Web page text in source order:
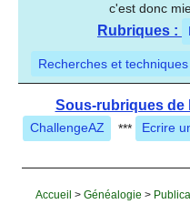
c'est donc
Rubriques :
Recherches et techniques
Sous-rubriques de
ChallengeAZ *** Ecrire
Accueil > Généalogie >